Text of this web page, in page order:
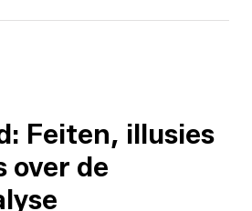
Feiten, illusies
over de